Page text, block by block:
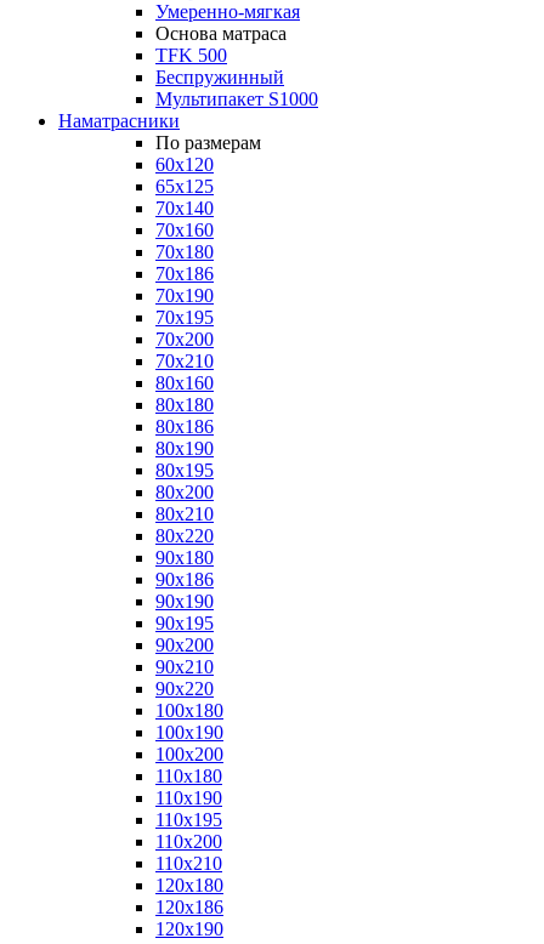
Умеренно-мягкая
Основа матраса
TFK 500
Беспружинный
Мультипакет S1000
Наматрасники
По размерам
60x120
65x125
70x140
70x160
70x180
70x186
70x190
70x195
70x200
70x210
80x160
80x180
80x186
80x190
80x195
80x200
80x210
80x220
90x180
90x186
90x190
90x195
90x200
90x210
90x220
100x180
100x190
100x200
110x180
110x190
110x195
110x200
110x210
120x180
120x186
120x190